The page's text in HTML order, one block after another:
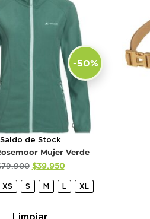
-50%
Saldo de Stock
Mujer Verde
79.900 $39.950
XS S M L XL